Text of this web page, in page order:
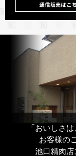
「おいしさ
お客様の
池口精肉店